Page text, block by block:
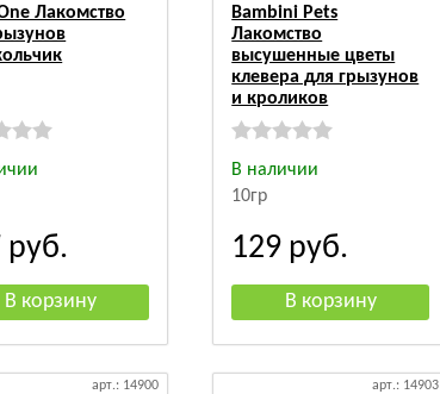
Лакомство
руб.
Bambini Pets
Лакомство
высушенные цветы
клевера для грызунов
и кроликов
В наличии
10гр
129 руб.
арт.: 14900 арт.: 14903